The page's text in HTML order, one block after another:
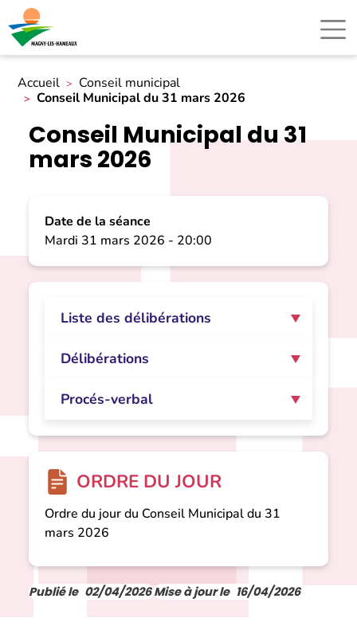
Accueil
Conseil municipal
Conseil Municipal du 31 mars 2026
Conseil Municipal du 31
mars 2026
Date de la séance
Mardi 31 mars 2026 - 20:00
Liste des délibérations
Délibérations
Procés-verbal
ORDRE DU JOUR
Ordre du jour du Conseil Municipal du 31
mars 2026
Publié le 02/04/2026 Mise à jour le 16/04/2026